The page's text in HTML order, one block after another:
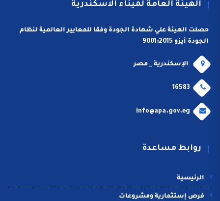
الهيئة العامة لميناء الاسكندرية
حصلت الهيئة علي شهادة الجودة وفقا للمعايير العالمية لنظام
الجودة أيزو 9001:2015
الإسكندرية _ مصر
16583
info@apa.gov.eg
روابط مساعدة
الرئيسية
فرص إستثمارية ومشروعات